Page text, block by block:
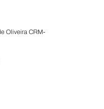
Oliveira CRM-